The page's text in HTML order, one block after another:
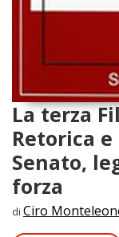
La terza
Retorica
Senato,
forza
di Ciro